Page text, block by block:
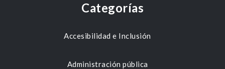
Categorías
Accesibilidad e Inclusión
Administración pública